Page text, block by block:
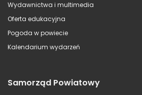
Wydawnictwa i multimedia
Oferta edukacyjna
Pogoda w powiecie
Kalendarium wydarzeń
Samorząd Powiatowy